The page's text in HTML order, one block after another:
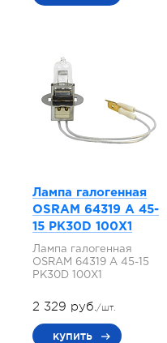
Лампа галогенная
OSRAM 64319 A 45-
15 PK30D 100X1
Лампа галогенная
OSRAM 64319 A 45-15
PK30D 100X1
2 329 руб./шт.
купить